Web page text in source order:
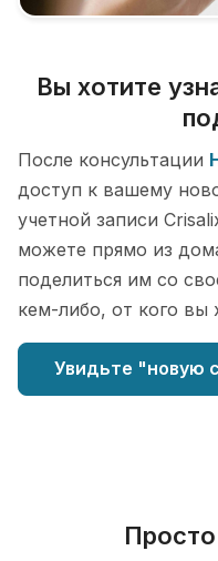
Вы хотите
После консультации
доступ к вашему
учетной записи
можете прямо из
поделиться им со
кем-либо, от кого вы
Увидьте "новую